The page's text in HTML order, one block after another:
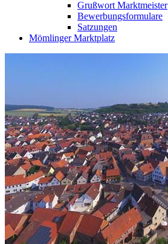
Grußwort Marktmeister
Bewerbungsformulare
Satzungen
Mömlinger Marktplatz